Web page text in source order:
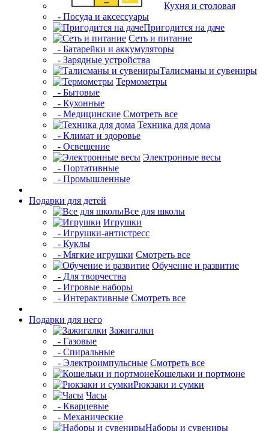
Кухня и столовая
- Посуда и аксессуары
Пригодится на даче
Сеть и питание
- Батарейки и аккумуляторы
- Зарядные устройства
Талисманы и сувениры
Термометры
- Бытовые
- Кухонные
- Медицинские Смотреть все
Техника для дома
- Климат и здоровье
- Освещение
Электронные весы
- Портативные
- Промышленные
Подарки для детей
Все для школы
Игрушки
- Игрушки-антистресс
- Куклы
- Мягкие игрушки Смотреть все
Обучение и развитие
- Для творчества
- Игровые наборы
- Интерактивные Смотреть все
Подарки для него
Зажигалки
- Газовые
- Спиральные
- Электроимпульсные Смотреть все
Кошельки и портмоне
Рюкзаки и сумки
Часы
- Кварцевые
- Механические
Наборы и сувениры